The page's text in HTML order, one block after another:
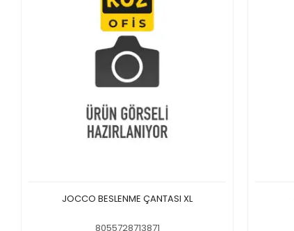
JOCCO BESLENME ÇANTASI XL
8055728713871